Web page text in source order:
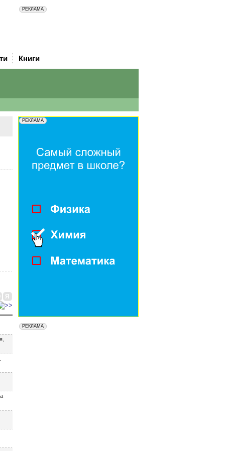
Книги
Я